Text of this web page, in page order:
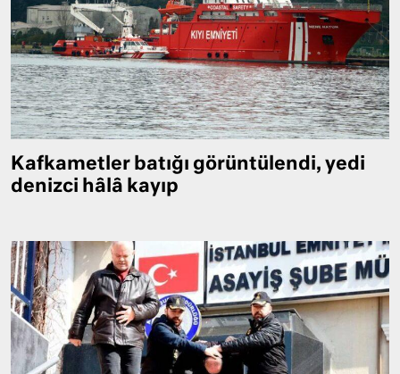
Kafkametler batığı görüntülendi, yedi
denizci hâlâ kayıp